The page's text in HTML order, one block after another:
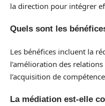
la direction pour intégrer
Quels sont les
Les bénéfices incluent la
l’amélioration des
l’acquisition de
La médiation est-elle